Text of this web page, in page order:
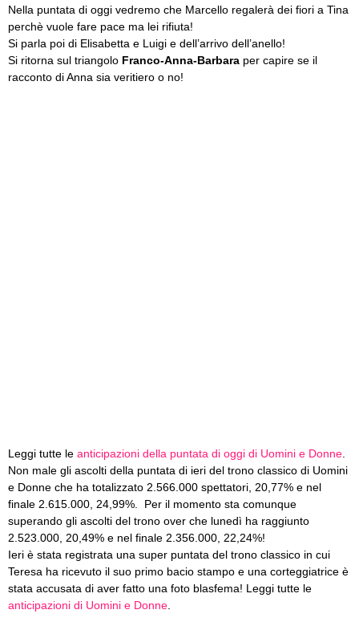
Nella puntata di oggi vedremo che Marcello regalerà dei fiori a Tina
perchè vuole fare pace ma lei rifiuta!
Si parla poi di Elisabetta e Luigi e dell’arrivo dell’anello!
Si ritorna sul triangolo Franco-Anna-Barbara per capire se il
racconto di Anna sia veritiero o no!
Leggi tutte le anticipazioni della puntata di oggi di Uomini e Donne
Non male gli ascolti della puntata di ieri del trono classico di Uomini
e Donne che ha totalizzato 2.566.000 spettatori, 20,77% e nel
finale 2.615.000, 24,99%. Per il momento sta comunque
superando gli ascolti del trono over che lunedì ha raggiunto
2.523.000, 20,49% e nel finale 2.356.000, 22,24%!
Ieri è stata registrata una super puntata del trono classico in cui
Teresa ha ricevuto il suo primo bacio stampo e una corteggiatrice è
stata accusata di aver fatto una foto blasfema! Leggi tutte le
anticipazioni di Uomini e Donne